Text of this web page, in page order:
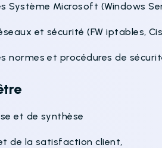
Système Microsoft (Windows
et sécurité (FW iptables,
normes et procédures de
et de synthèse
de la satisfaction client,